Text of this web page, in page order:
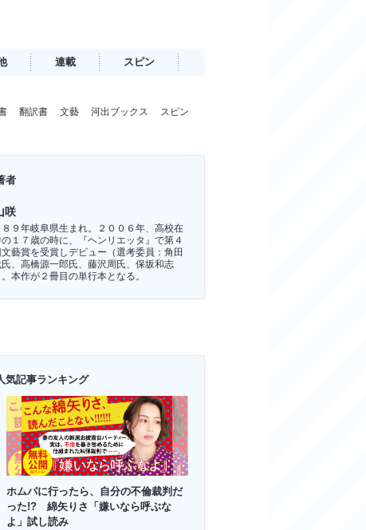
連載 スピン
翻訳書 文藝 河出ブックス スピン
者
咲
８９年岐阜県生まれ。２００６年、高校在
１７歳の時に、『ヘンリエッタ』で第４
文藝賞を受賞しデビュー（選考委員：角田
、高橋源一郎氏、藤沢周氏、保坂和志
本作が２冊目の単行本となる。
気記事ランキング
ホムパに行ったら、自分の不倫裁判だ
った!? 綿矢りさ「嫌いなら呼ぶな
よ」試し読み